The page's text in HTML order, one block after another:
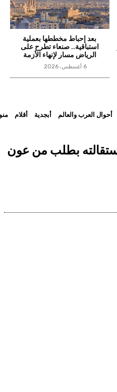
بعد إحباط مخططها بعملية
استباقية.. صنعاء تطرح على
الرياض مسار لإنهاء الأزمة
6 أغسطس، 2026